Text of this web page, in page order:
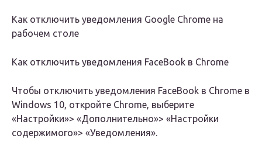
Как отключить уведомления Google Chrome на
рабочем столе
Как отключить уведомления FaceBook в Chrome
Чтобы отключить уведомления FaceBook в Chrome в
Windows 10, откройте Chrome, выберите
«Настройки»> «Дополнительно»> «Настройки
содержимого»> «Уведомления».